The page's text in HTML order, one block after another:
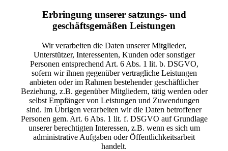
Erbringung unserer satzungs- und
geschäftsgemäßen Leistungen
Wir verarbeiten die Daten unserer Mitglieder,
Unterstützer, Interessenten, Kunden oder sonstiger
Personen entsprechend Art. 6 Abs. 1 lit. b. DSGVO,
sofern wir ihnen gegenüber vertragliche Leistungen
anbieten oder im Rahmen bestehender geschäftlicher
Beziehung, z.B. gegenüber Mitgliedern, tätig werden oder
selbst Empfänger von Leistungen und Zuwendungen
sind. Im Übrigen verarbeiten wir die Daten betroffener
Personen gem. Art. 6 Abs. 1 lit. f. DSGVO auf Grundlage
unserer berechtigten Interessen, z.B. wenn es sich um
administrative Aufgaben oder Öffentlichkeitsarbeit
handelt.